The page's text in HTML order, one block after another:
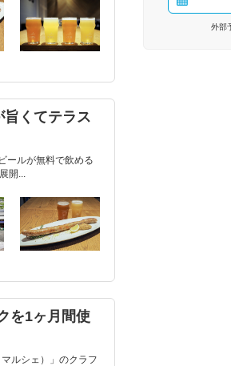
くてテラス
ールが無料で飲める
開...
を1ヶ月間使
ルシェ）」のクラフ
外部